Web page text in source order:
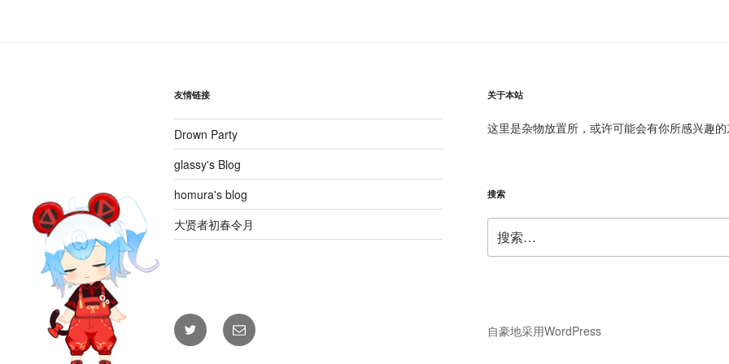
友情链接
Drown Party
glassy's Blog
homura's blog
大贤者初春令月
关于本站
这里是杂物放置所，或许可能会有你所感兴趣的
搜索
索：
Twitter
电
邮
自豪地采用WordPress